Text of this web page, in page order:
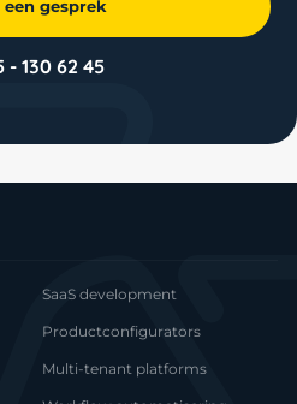
een gesprek
- 130 62 45
SaaS development
Productconfigurators
Multi-tenant platforms